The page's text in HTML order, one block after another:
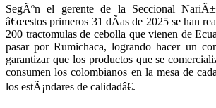
SegÃºn el gerente de la Seccional
â€œestos primeros 31 dÃ­as de 2025 se han
200 tractomulas de cebolla que vienen de
pasar por Rumichaca, logrando hacer un
garantizar que los productos que se
consumen los colombianos en la mesa de
los estÃ¡ndares de calidadâ€.